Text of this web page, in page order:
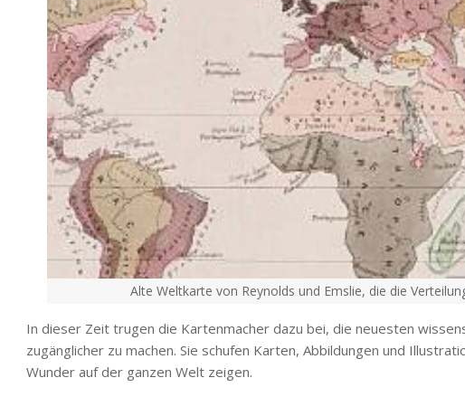
Alte Weltkarte von Reynolds und Emslie, die die
In dieser Zeit trugen die Kartenmacher dazu bei, die neuesten
zugänglicher zu machen. Sie schufen Karten, Abbildungen und
Wunder auf der ganzen Welt zeigen.